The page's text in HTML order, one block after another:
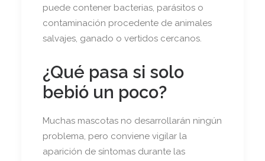
puede contener bacterias, parásitos o
contaminación procedente de animales
salvajes, ganado o vertidos cercanos.
¿Qué pasa si solo
bebió un poco?
Muchas mascotas no desarrollarán ningún
problema, pero conviene vigilar la
aparición de síntomas durante las